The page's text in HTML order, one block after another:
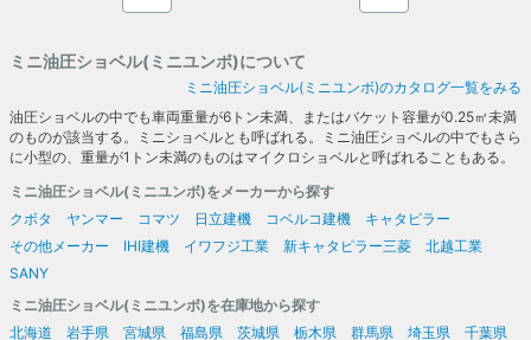
ミニ油圧ショベル(ミニユンボ)について
ミニ油圧ショベル(ミニユンボ)のカタログ一覧をみる
油圧ショベルの中でも車両重量が6トン未満、またはバケット容量が0.25㎥未満
のものが該当する。ミニショベルとも呼ばれる。ミニ油圧ショベルの中でもさら
に小型の、重量が1トン未満のものはマイクロショベルと呼ばれることもある。
ミニ油圧ショベル(ミニユンボ)をメーカーから探す
クボタ
ヤンマー コマツ 日立建機 コベルコ建機
キャタピラー
その他メーカー
IHI建機 イワフジ工業 新キャタピラー三菱
北越工業
SANY
ミニ油圧ショベル(ミニユンボ)を在庫地から探す
北海道
岩手県 宮城県 福島県 茨城県 栃木県 群馬県 埼玉県
千葉県